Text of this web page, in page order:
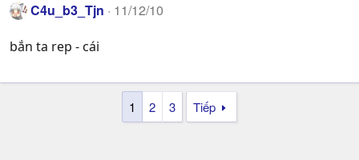
C4u_b3_Tjn 11/12/10
bắn ta rep - cái
1 2 3 Tiếp